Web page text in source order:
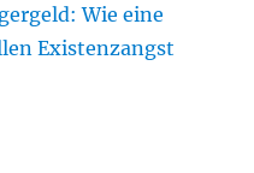
Wie eine
Existenzangst